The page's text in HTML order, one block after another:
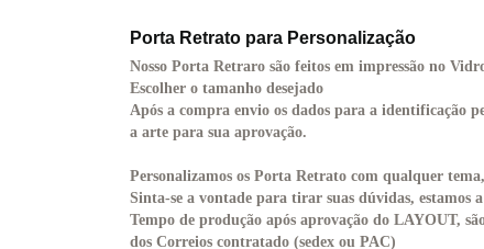
Porta Retrato para Personalização
Nosso Porta Retraro são feitos em impressão no
Escolher o tamanho desejado
Após a compra envio os dados para a identificação
a arte para sua aprovação.
Personalizamos os Porta Retrato com qualquer
Sinta-se a vontade para tirar suas dúvidas, estamos
Tempo de produção após aprovação do LAYOUT,
dos Correios contratado (sedex ou PAC)